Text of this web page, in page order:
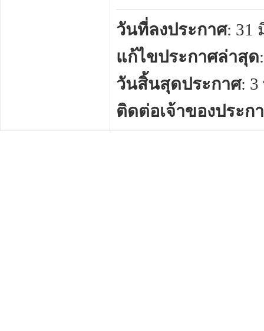
วันที่ลงประกาศ: 31
แก้ไขประกาศล่าสุด
วันสิ้นสุดประกาศ: 3
ติดต่อเจ้าของประก